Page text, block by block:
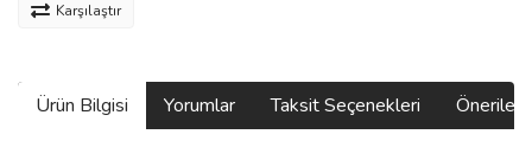
Karşılaştır
Ürün Bilgisi Yorumlar Taksit Seçenekleri